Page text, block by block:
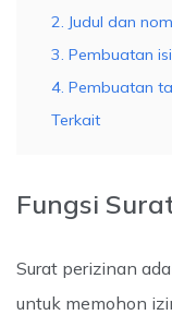
2. Judul dan
3. Pembuatan
4. Pembuatan
Terkait
Fungsi
Surat perizinan
untuk memohon